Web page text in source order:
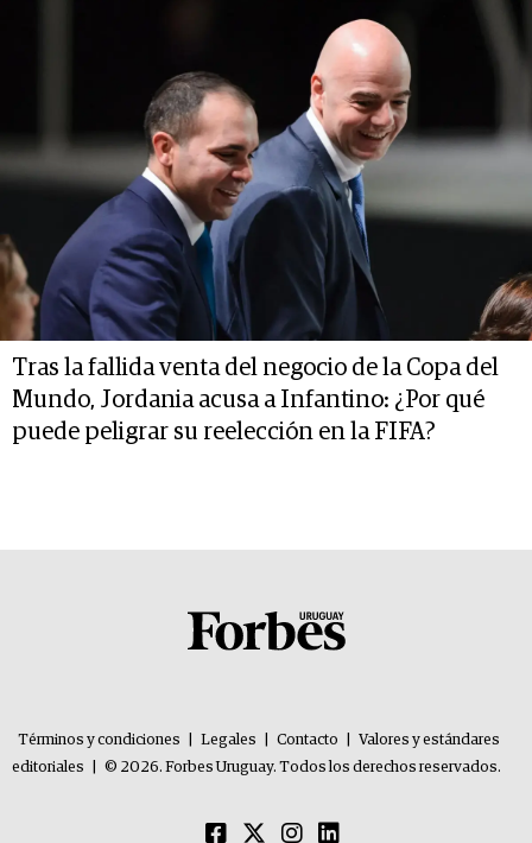
Tras la fallida venta del negocio de la Copa del
Mundo, Jordania acusa a Infantino: ¿Por qué
puede peligrar su reelección en la FIFA?
Términos y condiciones Legales Contacto
Valores y estándares
editoriales
© 2026. Forbes Uruguay. Todos los derechos reservados.